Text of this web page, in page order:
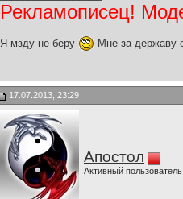
Рекламописец!
Я мзду не беру Мне за державу
17.07.2013, 23:29
Апостол
Активный пользователь